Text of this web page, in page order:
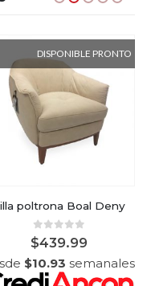
DISPONIBLE PRONTO
poltrona Boal Deny
0 out of 5
$439.99
$10.93 semanales